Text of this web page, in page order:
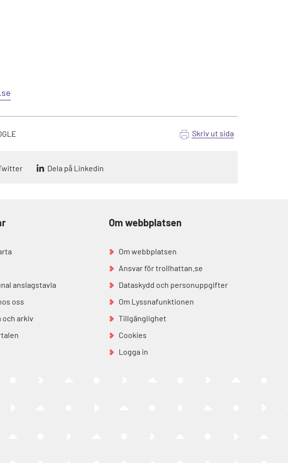
Skriv ut sida
Dela på Linkedin
anslagstavla
oss
och arkiv
Om webbplatsen
Om webbplatsen
Ansvar för trollhattan.se
Dataskydd och personuppgifter
Om Lyssnafunktionen
Tillgänglighet
Cookies
Logga in